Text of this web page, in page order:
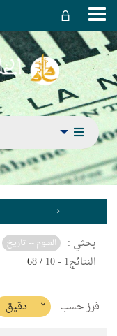
بحثي : العلوم -- تاريخ
النتائج1
-
10
/ 68
فرز حسب : (imediat
تأثير)
دقيق